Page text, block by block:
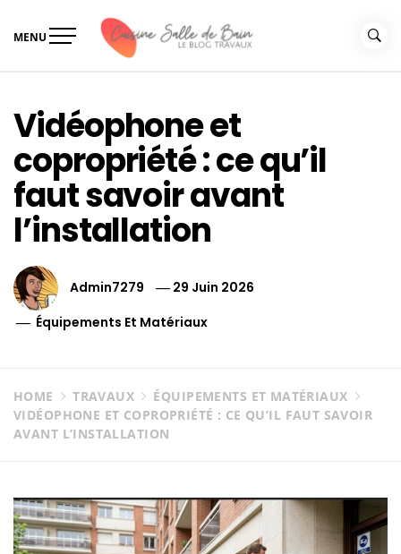
MENU
Vidéophone et
copropriété : ce qu’il
faut savoir avant
l’installation
Admin7279
29 Juin 2026
Équipements Et Matériaux
HOME TRAVAUX
ÉQUIPEMENTS ET MATÉRIAUX
VIDÉOPHONE ET COPROPRIÉTÉ : CE QU’IL FAUT SAVOIR
AVANT L’INSTALLATION